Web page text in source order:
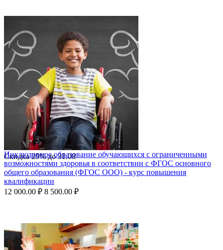
Скидка29%до31.08
Инклюзивное образование обучающихся с ограниченными
возможностями здоровья в соответствии с ФГОС основного
общего образования (ФГОС ООО) - курс повышения
квалификации
12 000.00 ₽ 8 500.00 ₽